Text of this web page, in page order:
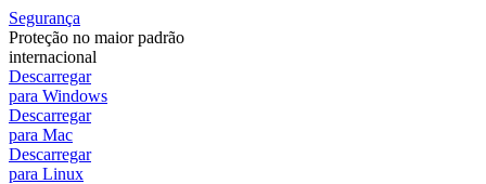
Segurança
Proteção no maior padrão
internacional
Descarregar
para Windows
Descarregar
para Mac
Descarregar
para Linux